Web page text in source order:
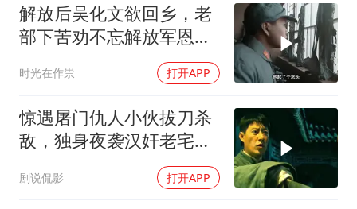
解放后吴化文欲回乡，老
部下苦劝不忘解放军恩情
时光在作祟 打开APP
惊遇屠门仇人小伙拔刀杀
敌，独身夜袭汉奸老宅了
剧说侃影 打开APP